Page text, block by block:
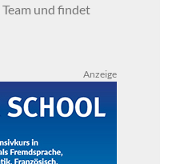
und findet
Anzeige